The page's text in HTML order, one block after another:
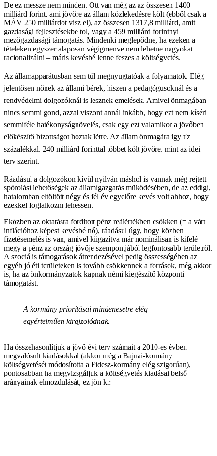
De ez messze nem minden. Ott van még az az összesen 1400
milliárd forint, ami jövőre az állam közlekedésre költ (ebből csak a
MÁV 250 milliárdot visz el), az összesen 1317,8 milliárd, amit
gazdasági fejlesztésekbe tol, vagy a 459 milliárd forintnyi
mezőgazdasági támogatás. Mindenki meglepődne, ha ezeken a
tételeken egyszer alaposan végigmenve nem lehetne nagyokat
racionalizálni – máris kevésbé lenne feszes a költségvetés.
Az államapparátusban sem túl megnyugtatóak a folyamatok. Elég
jelentősen nőnek az állami bérek, hiszen a pedagógusoknál és a
rendvédelmi dolgozóknál is lesznek emelések. Amivel önmagában
nincs semmi gond, azzal viszont annál inkább, hogy ezt nem kíséri
semmiféle hatékonyságnövelés, csak egy ezt valamikor a jövőben
előkészítő bizottságot hoztak létre. Az állam önmagára így tíz
százalékkal, 240 milliárd forinttal többet költ jövőre, mint az idei
terv szerint.
Ráadásul a dolgozókon kívül nyilván máshol is vannak még rejtett
spórolási lehetőségek az államigazgatás működésében, de az eddigi,
hatalomban eltöltött négy és fél év egyelőre kevés volt ahhoz, hogy
ezekkel foglalkozni lehessen.
Eközben az oktatásra fordított pénz reálértékben csökken (= a várt
inflációhoz képest kevésbé nő), ráadásul úgy, hogy közben
fizetésemelés is van, amivel kiigazítva már nominálisan is kifelé
megy a pénz az ország jövője szempontjából legfontosabb területről.
A szociális támogatások átrendezésével pedig összességében az
egyéb jóléti területeken is tovább csökkennek a források, még akkor
is, ha az önkormányzatok kapnak némi kiegészítő központi
támogatást.
A kormány prioritásai mindenesetre elég
egyértelműen kirajzolódnak.
Ha összehasonlítjuk a jövő évi terv számait a 2010-es évben
megvalósult kiadásokkal (akkor még a Bajnai-kormány
költségvetését módosította a Fidesz-kormány elég szigorúan),
pontosabban ha megvizsgáljuk a költségvetés kiadásai belső
arányainak elmozdulását, ez jön ki: